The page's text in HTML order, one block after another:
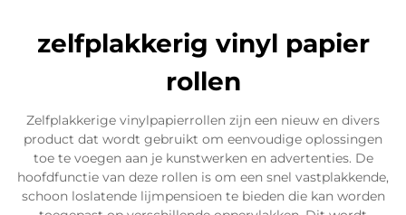
zelfplakkerig vinyl papier
rollen
Zelfplakkerige vinylpapierrollen zijn een nieuw en divers
product dat wordt gebruikt om eenvoudige oplossingen
toe te voegen aan je kunstwerken en advertenties. De
hoofdfunctie van deze rollen is om een snel vastplakkende,
schoon loslatende lijmpensioen te bieden die kan worden